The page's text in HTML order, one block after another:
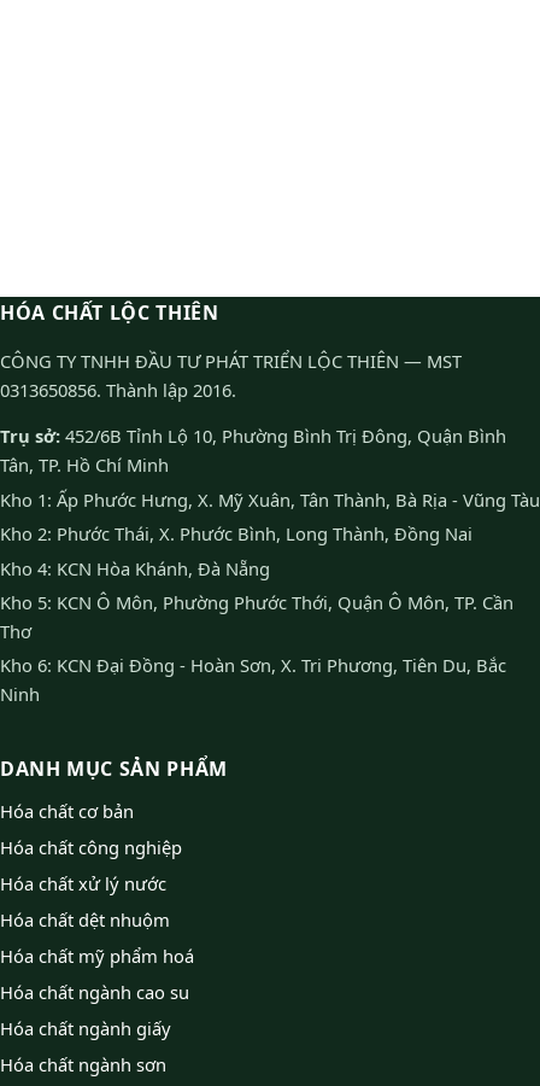
HÓA CHẤT LỘC THIÊN
CÔNG TY TNHH ĐẦU TƯ PHÁT TRIỂN LỘC THIÊN — MST
0313650856. Thành lập 2016.
Trụ sở: 452/6B Tỉnh Lộ 10, Phường Bình Trị Đông, Quận Bình
Tân, TP. Hồ Chí Minh
Kho 1: Ấp Phước Hưng, X. Mỹ Xuân, Tân Thành, Bà Rịa - Vũng Tàu
Kho 2: Phước Thái, X. Phước Bình, Long Thành, Đồng Nai
Kho 4: KCN Hòa Khánh, Đà Nẵng
Kho 5: KCN Ô Môn, Phường Phước Thới, Quận Ô Môn, TP. Cần
Thơ
Kho 6: KCN Đại Đồng - Hoàn Sơn, X. Tri Phương, Tiên Du, Bắc
Ninh
DANH MỤC SẢN PHẨM
Hóa chất cơ bản
Hóa chất công nghiệp
Hóa chất xử lý nước
Hóa chất dệt nhuộm
Hóa chất mỹ phẩm hoá
Hóa chất ngành cao su
Hóa chất ngành giấy
Hóa chất ngành sơn